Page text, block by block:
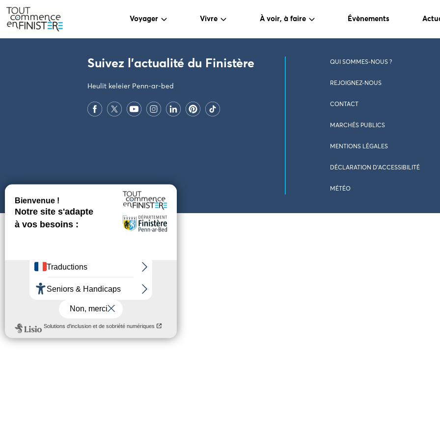
Voyager Vivre À voir, à faire Évènements
PARAMÈTRES DES COOKIES
Suivez l'actualité du Finistère
Heulit keleier Penn-ar-bed
QUI SOMMES-NOUS ?
REJOIGNEZ-NOUS
CONTACT
MARCHÉS PUBLICS
MENTIONS LÉGALES
DÉCLARATION D’ACCESSIBILITÉ
MÉTÉO